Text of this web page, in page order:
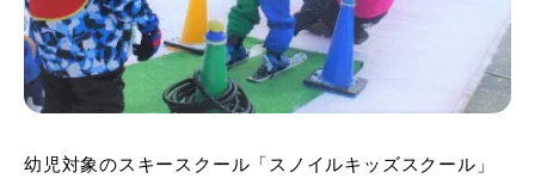
幼児対象のスキースクール「スノイルキッズスクール」